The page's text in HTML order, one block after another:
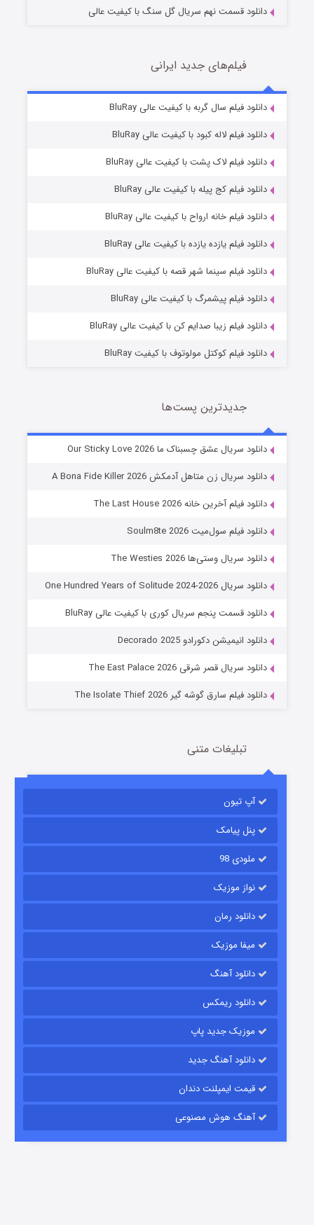
قسمت6 (زیرنویس) منتشر شد
شوهر
عملیات آپارتمان
قسمت2 (زیرنویس) منتشر شد
قسمت
دانلود قسمت نهم سریال گل سنگ با کیفیت عالی
فیلم‌های جدید ایرانی
دانلود فیلم سال گربه با کیفیت عالی BluRay
دانلود فیلم لاله کبود با کیفیت عالی BluRay
دانلود فیلم لاک پشت با کیفیت عالی BluRay
دانلود فیلم کج‌ پیله با کیفیت عالی BluRay
دانلود فیلم خانه ارواح با کیفیت عالی BluRay
دانلود فیلم یازده یازده با کیفیت عالی BluRay
دانلود فیلم سینما شهر قصه با کیفیت عالی BluRay
دانلود فیلم پیشمرگ با کیفیت عالی BluRay
دانلود فیلم زیبا صدایم کن با کیفیت عالی BluRay
دانلود فیلم کوکتل مولوتوف با کیفیت BluRay
جدیدترین پست‌ها
دانلود سریال عشق چسبناک ما Our Sticky Love 2026
دانلود سریال زن متاهل آدمکش A Bona Fide Killer 2026
دانلود فیلم آخرین خانه The Last House 2026
دانلود فیلم سول‌میت Soulm8te 2026
دانلود سریال وستی‌ها The Westies 2026
دانلود سریال One Hundred Years of Solitude 2024-2026
دانلود قسمت پنجم سریال کوری با کیفیت عالی BluRay
دانلود انیمیشن دکورادو Decorado 2025
دانلود سریال قصر شرقی The East Palace 2026
دانلود فیلم سارق گوشه گیر The Isolate Thief 2026
تبلیغات متنی
آپ تیون
پنل پیامک
ملودی 98
نواز موزیک
دانلود رمان
میفا موزیک
دانلود آهنگ
دانلود ریمکس
موزیک جدید پاپ
دانلود آهنگ جدید
قیمت ایمپلنت دندان
آهنگ هوش مصنوعی